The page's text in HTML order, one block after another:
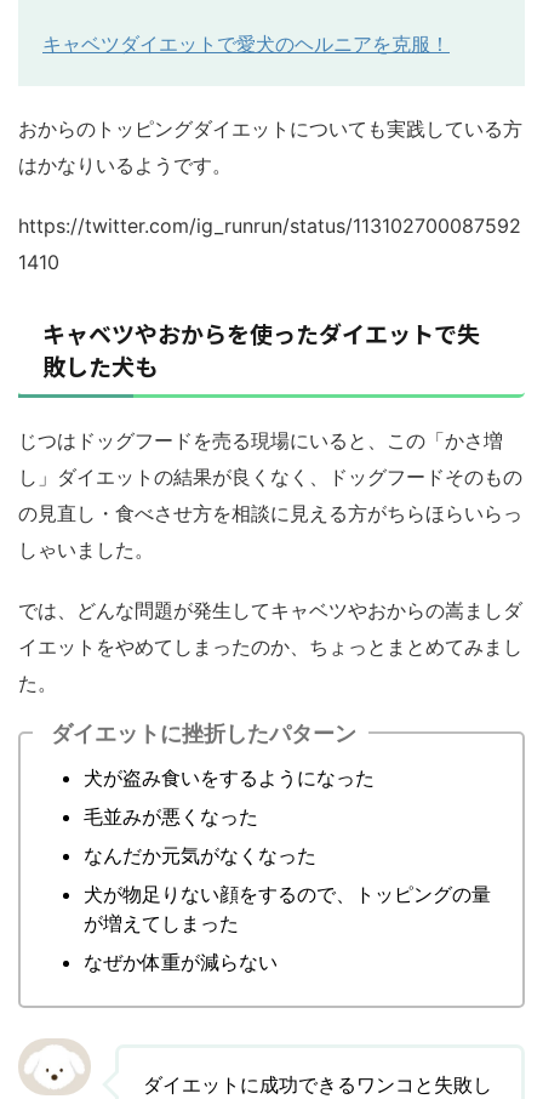
キャベツダイエットで愛犬のヘルニアを克服！
おからのトッピングダイエットについても実践している方
はかなりいるようです。
https://twitter.com/ig_runrun/status/113102700087592
1410
キャベツやおからを使ったダイエットで失
敗した犬も
じつはドッグフードを売る現場にいると、この「かさ増
し」ダイエットの結果が良くなく、ドッグフードそのもの
の見直し・食べさせ方を相談に見える方がちらほらいらっ
しゃいました。
では、どんな問題が発生してキャベツやおからの嵩ましダ
イエットをやめてしまったのか、ちょっとまとめてみまし
た。
ダイエットに挫折したパターン
犬が盗み食いをするようになった
毛並みが悪くなった
なんだか元気がなくなった
犬が物足りない顔をするので、トッピングの量
が増えてしまった
なぜか体重が減らない
ダイエットに成功できるワンコと失敗し